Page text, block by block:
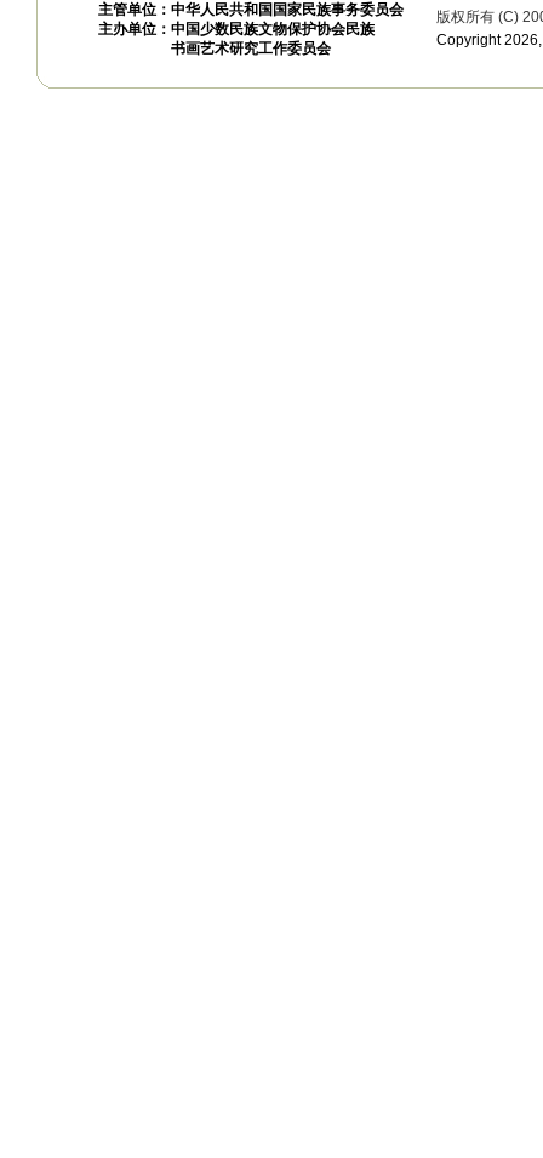
主管单位：中华人民共和国国家民族事务委员会
主办单位：中国少数民族文物保护协会民族
书画艺术研究工作委员会
版权所有 (C)
Copyright